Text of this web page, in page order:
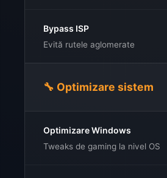
Bypass ISP
Evită rutele aglomerate
🔧 Optimizare sistem
Optimizare Windows
Tweaks de gaming la nivel OS